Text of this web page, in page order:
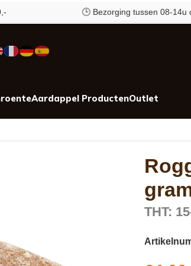
🕒 Bezorging tussen 08-14u of 12-
Aardappel ProductenOutlet
THT: